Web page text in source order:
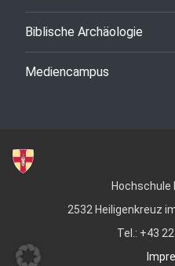
Biblische Archäologie
Mediencampus
Hochschule
2532 Heiligenkreuz
Tel.: +43